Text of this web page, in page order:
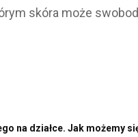
skóra może
na działce. Jak możemy